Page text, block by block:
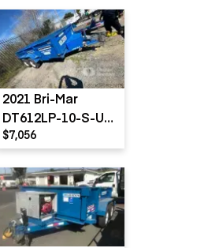
2021 Bri-Mar
DT612LP-10-S-UR
Dump
$7,056